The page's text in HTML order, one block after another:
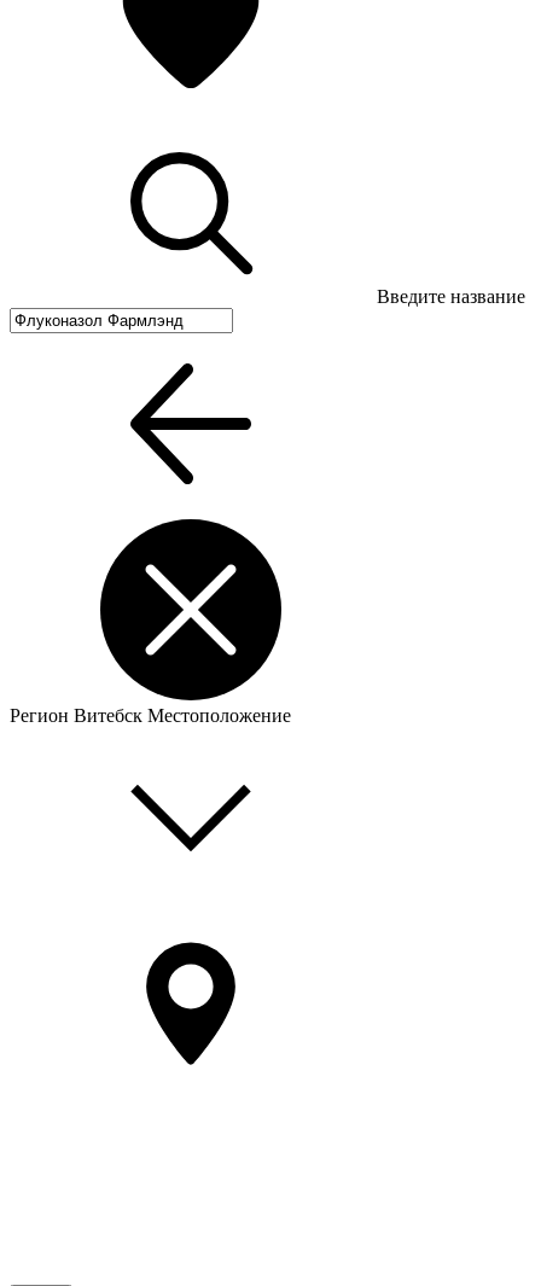
Введите название
Регион Витебск Местоположение